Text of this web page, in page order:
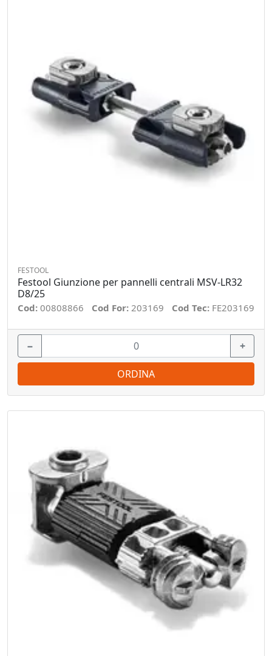
FESTOOL
Festool Giunzione per pannelli centrali MSV-LR32
D8/25
Cod: 00808866 Cod For: 203169 Cod Tec: FE203169
− +
ORDINA